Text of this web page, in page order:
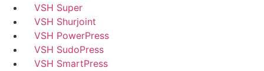
VSH Super
VSH Shurjoint
VSH PowerPress
VSH SudoPress
VSH SmartPress